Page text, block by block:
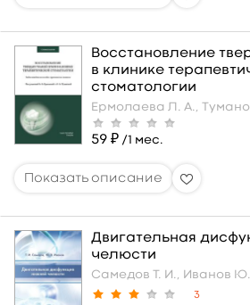
Восстановление
в клинике
стоматологии
Ермолаева Л. А.,
59 ₽ /1 мес.
Двигательная
челюсти
Самедов Т. И., Иванов Ю.
3